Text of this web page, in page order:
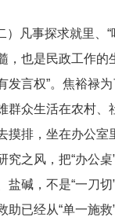
）凡事探求就里、
，也是民政工作
发言权”。焦裕禄
群众生活在农村、
摸排，坐在办公室
究之风，把“办公
盐碱，不是“一刀
助已经从“单一施